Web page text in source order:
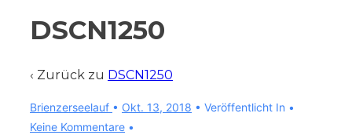
DSCN1250
‹ Zurück zu DSCN1250
Brienzerseelauf • Okt. 13, 2018
Veröffentlicht In
Keine Kommentare